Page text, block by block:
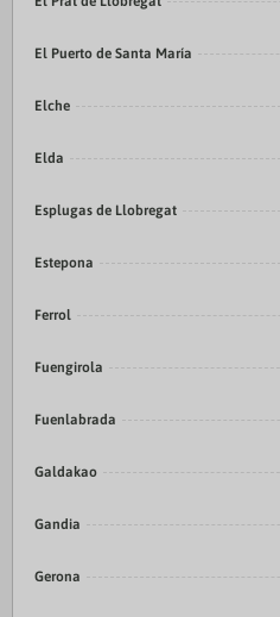
El Puerto de Santa María
Elche
Elda
Esplugas de Llobregat
Estepona
Ferrol
Fuengirola
Fuenlabrada
Galdakao
Gandia
Gerona